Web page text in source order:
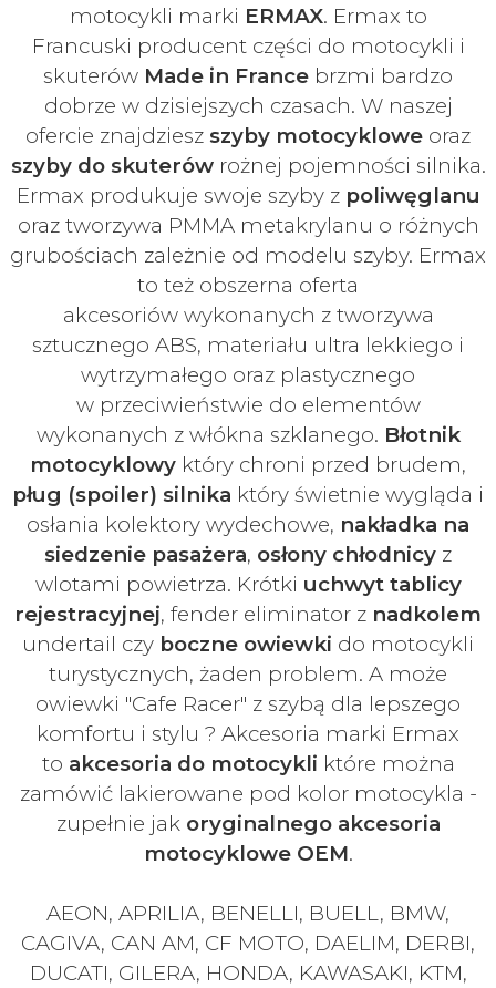
motocykli marki ERMAX. Ermax to
Francuski producent części do motocykli i
skuterów Made in France brzmi bardzo
dobrze w dzisiejszych czasach. W naszej
ofercie znajdziesz szyby motocyklowe oraz
szyby do skuterówrożnej pojemności silnika.
Ermax produkuje swoje szyby z poliwęglanu
oraz tworzywa PMMA metakrylanu o różnych
grubościach zależnie od modelu szyby. Ermax
to też obszerna oferta
akcesoriów wykonanych z tworzywa
sztucznego ABS, materiału ultra lekkiego i
wytrzymałego oraz plastycznego
w przeciwieństwie do elementów
wykonanych z włókna szklanego. Błotnik
motocyklowy który chroni przed brudem,
pług (spoiler) silnika który świetnie wygląda i
osłania kolektory wydechowe, nakładka na
siedzenie pasażera, osłony chłodnicy z
wlotami powietrza. Krótki uchwyt tablicy
rejestracyjnej, fender eliminator z nadkolem
undertail czy boczne owiewki do motocykli
turystycznych, żaden problem. A może
owiewki "Cafe Racer" z szybą dla lepszego
komfortu i stylu ? Akcesoria marki Ermax
to akcesoria do motocykli które można
zamówić lakierowane pod kolor motocykla -
zupełnie jak oryginalnego akcesoria
motocyklowe OEM.
AEON, APRILIA, BENELLI, BUELL, BMW,
CAGIVA, CAN AM, CF MOTO, DAELIM, DERBI,
DUCATI, GILERA, HONDA, KAWASAKI, KTM,